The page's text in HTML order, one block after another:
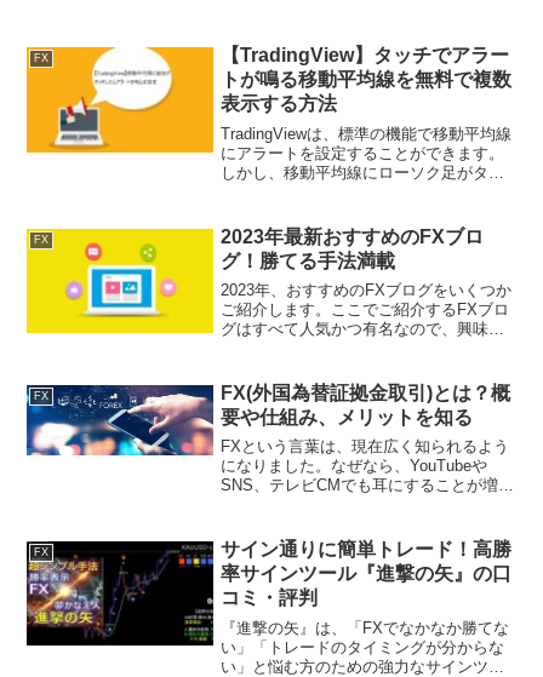
FX
【TradingView】タッチでアラー
トが鳴る移動平均線を無料で複数
表示する方法
TradingViewは、標準の機能で移動平均線
にアラートを設定することができます。
しかし、移動平均線にローソク足がタッ
アラートを鳴らすためには、どのように
設定すればい...
FX
2023年最新おすすめのFXブロ
グ！勝てる手法満載
2023年、おすすめのFXブログをいくつか
ご紹介します。ここでご紹介するFXブロ
グはすべて人気かつ有名なので、興味が
外FXふぁんくらぶは、為替相場愛好家に
よって運営され...
FX
FX(外国為替証拠金取引)とは？概
要や仕組み、メリットを知る
FXという言葉は、現在広く知られるよう
になりました。なぜなら、YouTubeや
SNS、テレビCMでも耳にすることが増え
い記憶になります。しかし、FXという言
葉を聞いて具...
FX
サイン通りに簡単トレード！高勝
率サインツール『進撃の矢』の口
コミ・評判
『進撃の矢』は、「FXでなかなか勝てな
い」「トレードのタイミングが分からな
い」と悩む方のための強力なサインツー